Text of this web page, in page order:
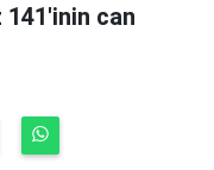
141'inin can